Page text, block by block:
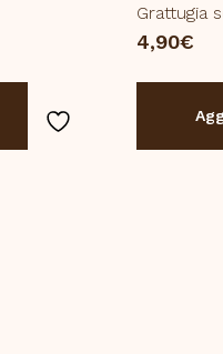
Grattugia
4,90€